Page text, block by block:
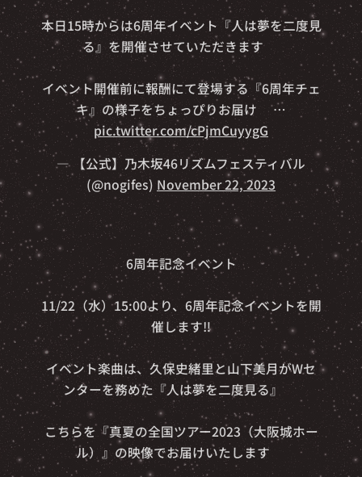
本日15時からは6周年イベント『人は夢を二度見
る』を開催させていただきます🔥
イベント開催前に報酬にて登場する『6周年チェ
キ』の様子をちょっぴりお届け📽️…
pic.twitter.com/cPjmCuyygG
— 【公式】乃木坂46リズムフェスティバル
(@nogifes) November 22, 2023
🎉6周年記念イベント🎉
11/22（水）15:00より、6周年記念イベントを開
催します‼️
イベント楽曲は、久保史緒里と山下美月がWセ
ンターを務めた『人は夢を二度見る』🎵
こちらを『真夏の全国ツアー2023（大阪城ホー
ル）』の映像でお届けいたします🎥